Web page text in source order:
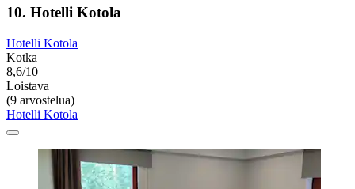
10. Hotelli Kotola
Hotelli Kotola
Kotka
8,6/10
Loistava
(9 arvostelua)
Hotelli Kotola